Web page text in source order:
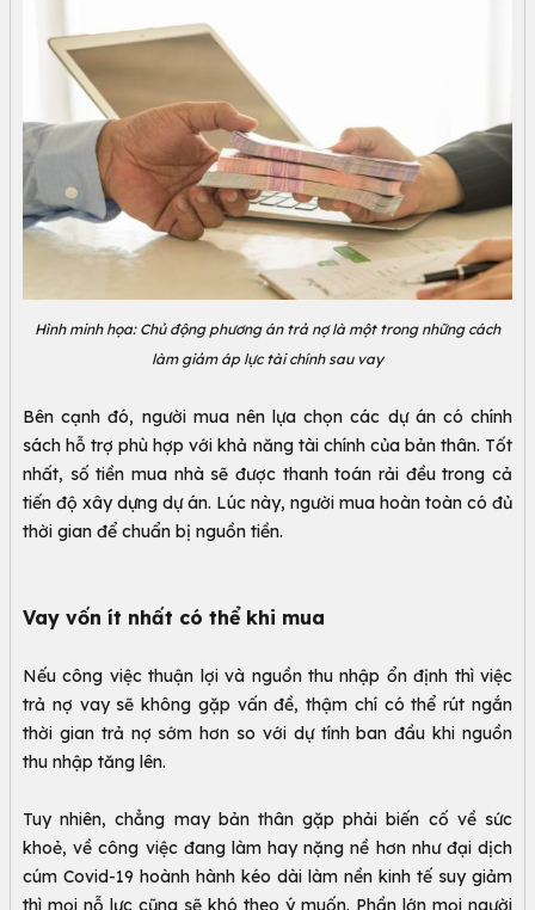
Hình minh họa: Chủ động phương án trả nợ là một trong những cách
làm giảm áp lực tài chính sau vay
Bên cạnh đó, người mua nên lựa chọn các dự án có chính
sách hỗ trợ phù hợp với khả năng tài chính của bản thân. Tốt
nhất, số tiền mua nhà sẽ được thanh toán rải đều trong cả
tiến độ xây dựng dự án. Lúc này, người mua hoàn toàn có đủ
thời gian để chuẩn bị nguồn tiền.
Vay vốn ít nhất có thể khi mua
Nếu công việc thuận lợi và nguồn thu nhập ổn định thì việc
trả nợ vay sẽ không gặp vấn đề, thậm chí có thể rút ngắn
thời gian trả nợ sớm hơn so với dự tính ban đầu khi nguồn
thu nhập tăng lên.
Tuy nhiên, chẳng may bản thân gặp phải biến cố về sức
khoẻ, về công việc đang làm hay nặng nề hơn như đại dịch
cúm Covid-19 hoành hành kéo dài làm nền kinh tế suy giảm